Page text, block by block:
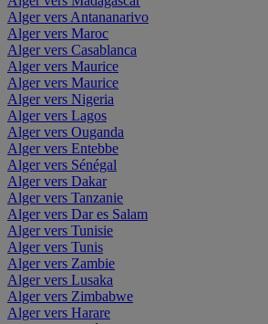
Alger vers Antananarivo
Alger vers Maroc
Alger vers Casablanca
Alger vers Maurice
Alger vers Maurice
Alger vers Nigeria
Alger vers Lagos
Alger vers Ouganda
Alger vers Entebbe
Alger vers Sénégal
Alger vers Dakar
Alger vers Tanzanie
Alger vers Dar es Salam
Alger vers Tunisie
Alger vers Tunis
Alger vers Zambie
Alger vers Lusaka
Alger vers Zimbabwe
Alger vers Harare